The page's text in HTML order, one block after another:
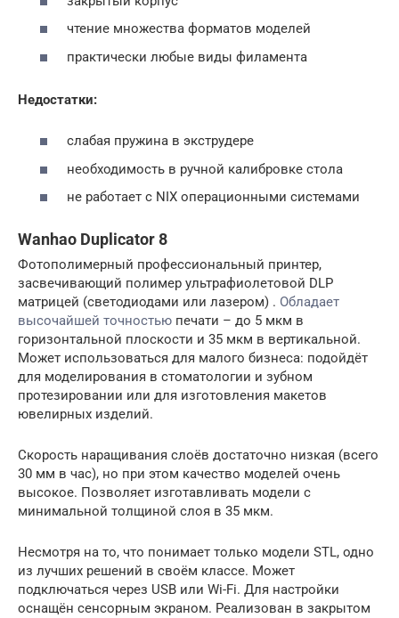
чтение множества форматов моделей
практически любые виды филамента
Недостатки:
слабая пружина в экструдере
необходимость в ручной калибровке стола
не работает с NIX операционными системами
Wanhao Duplicator 8
Фотополимерный профессиональный принтер,
засвечивающий полимер ультрафиолетовой DLP
матрицей (светодиодами или лазером) . Обладает
высочайшей точностью печати – до 5 мкм в
горизонтальной плоскости и 35 мкм в вертикальной.
Может использоваться для малого бизнеса: подойдёт
для моделирования в стоматологии и зубном
протезировании или для изготовления макетов
ювелирных изделий.
Скорость наращивания слоёв достаточно низкая (всего
30 мм в час), но при этом качество моделей очень
высокое. Позволяет изготавливать модели с
минимальной толщиной слоя в 35 мкм.
Несмотря на то, что понимает только модели STL, одно
из лучших решений в своём классе. Может
подключаться через USB или Wi-Fi. Для настройки
оснащён сенсорным экраном. Реализован в закрытом